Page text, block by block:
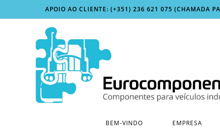
to
APOIO AO CLIENTE: (+351) 236 621 075 (CHAMADA
BEM-VINDO EMPRESA